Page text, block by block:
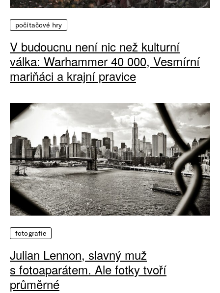
počítačové hry
V budoucnu není nic než kulturní
válka: Warhammer 40 000, Vesmírní
mariňáci a krajní pravice
fotografie
Julian Lennon, slavný muž
s fotoaparátem. Ale fotky tvoří
průměrné